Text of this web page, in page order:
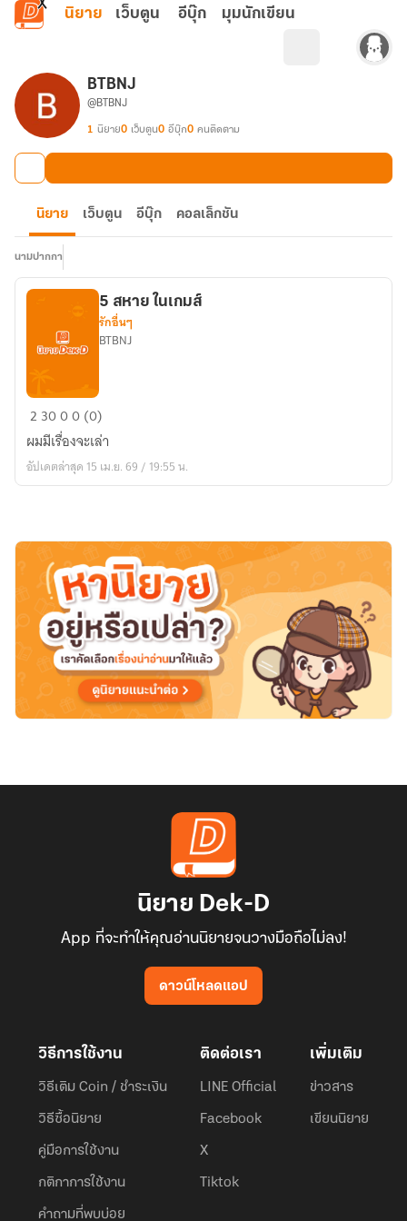
ข้ามไปยังเนื้อหาหลัก
นิยาย เว็บตูน อีบุ๊ก มุมนักเขียน
BTBNJ
@BTBNJ
1 นิยาย0 เว็บตูน0 อีบุ๊ก0 คนติดตาม
นิยาย เว็บตูน อีบุ๊ก คอลเล็กชัน
นามปากกา
5
สหาย
ใน
เกมส์
5 สหาย ในเกมส์
รักอื่นๆ
BTBNJ
2 3000 (0)
ผมมีเรื่องจะเล่า
อัปเดตล่าสุด 15 เม.ย. 69 / 19:55 น.
นิยาย Dek-D
App ที่จะทำให้คุณอ่านนิยายจนวางมือถือไม่ลง!
ดาวน์โหลดแอป
วิธีการใช้งาน
วิธีเติม Coin / ชำระเงิน
วิธีซื้อนิยาย
คู่มือการใช้งาน
กติกาการใช้งาน
คำถามที่พบบ่อย
ติดต่อเรา
LINE Official
Facebook
X
Tiktok
เพิ่มเติม
ข่าวสาร
เขียนนิยาย